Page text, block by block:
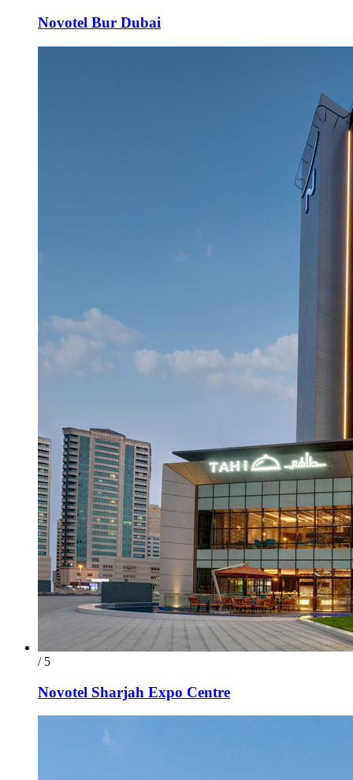
Novotel Bur Dubai
/ 5
Novotel Sharjah Expo Centre